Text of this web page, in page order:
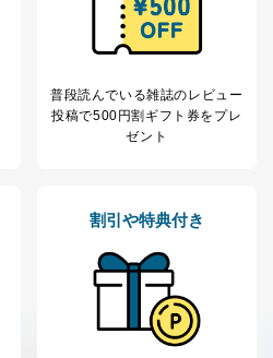
な利益を害するおそれがある
体が法令の定める事務を遂行
は公表することによって当該
おそれがあるとき
目的が明らかな場合
は削除）、利用停止等（「利用
おります。 当社顧客の皆様の
」にログインしていただくこと
行っていただくことが出来ま
いただけない方、その他の方に
覧ください。 また、ご登録い
普段読んでいる雑誌のレビュー
投稿で500円割ギフト券をプレ
ゼント
割引や特典付き